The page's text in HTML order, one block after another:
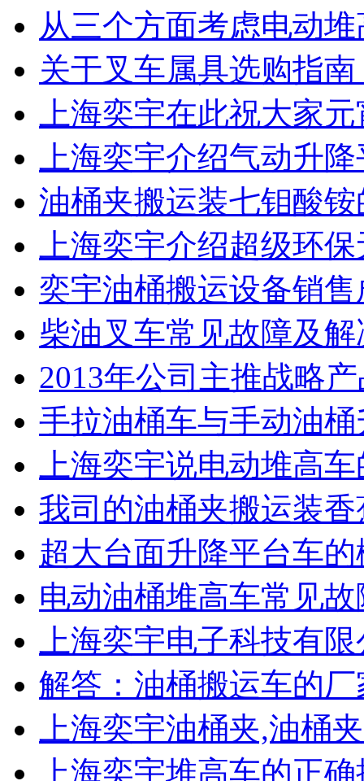
从三个方面考虑电动
关于叉车属具选购指
上海奕宇在此祝大家
上海奕宇介绍气动升
油桶夹搬运装七钼酸
上海奕宇介绍超级环
奕宇油桶搬运设备销
柴油叉车常见故障及
2013年公司主推战略
手拉油桶车与手动油
上海奕宇说电动堆高
我司的油桶夹搬运装
超大台面升降平台车
电动油桶堆高车常见
上海奕宇电子科技有
解答：油桶搬运车的
上海奕宇油桶夹,油桶
上海奕宇堆高车的正